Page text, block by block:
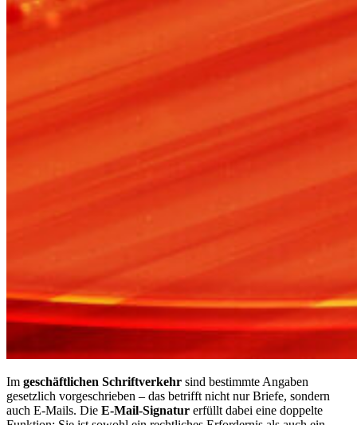
Im geschäftlichen Schriftverkehr sind bestimmte Angaben
gesetzlich vorgeschrieben – das betrifft nicht nur Briefe, sondern
auch E-Mails. Die E-Mail-Signatur erfüllt dabei eine doppelte